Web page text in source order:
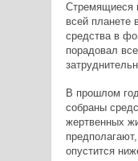
Стремящиеся
всей планете
средства в
порадовал
В прошлом
собраны
жертвенных
опустится